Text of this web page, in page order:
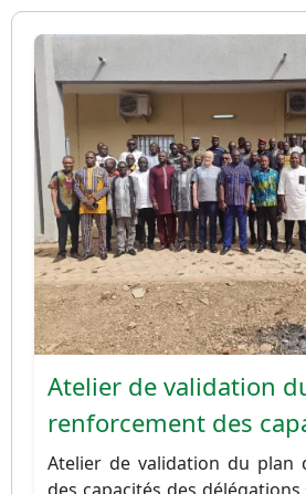
Image
Atelier de validation
renforcement des
Atelier de validation du plan